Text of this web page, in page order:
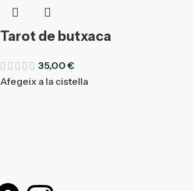
Tarot de butxaca
35,00€
Afegeix a la cistella